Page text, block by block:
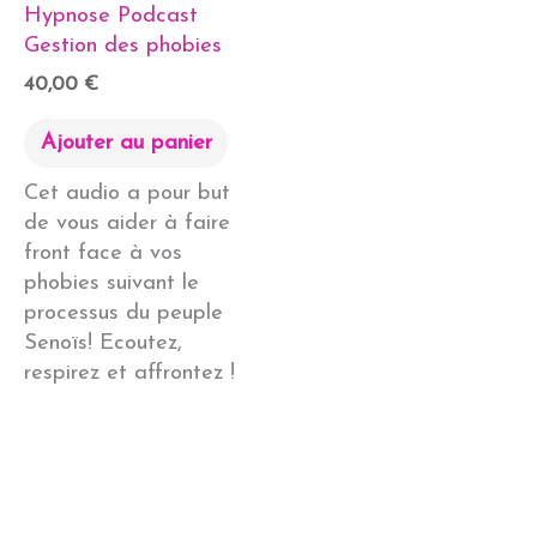
Hypnose Podcast
Gestion des phobies
40,00 €
Ajouter au panier
Cet audio a pour but
de vous aider à faire
front face à vos
phobies suivant le
processus du peuple
Senoïs! Ecoutez,
respirez et affrontez !